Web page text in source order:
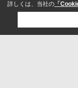
詳しくは、当社の 「